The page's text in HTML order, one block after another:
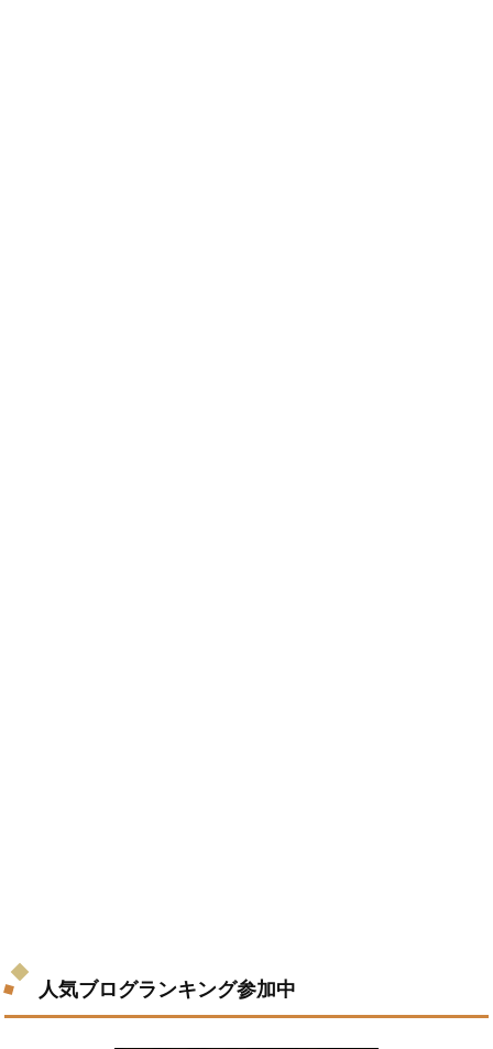
人気ブログランキング参加中